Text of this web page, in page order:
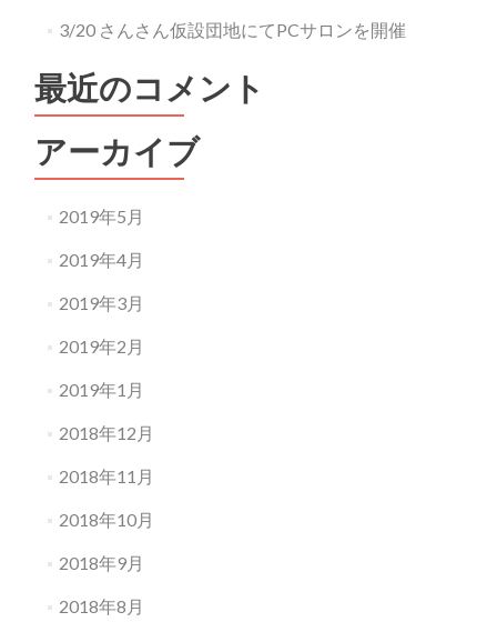
3/20 さんさん仮設団地にてPCサロンを開催
最近のコメント
アーカイブ
2019年5月
2019年4月
2019年3月
2019年2月
2019年1月
2018年12月
2018年11月
2018年10月
2018年9月
2018年8月